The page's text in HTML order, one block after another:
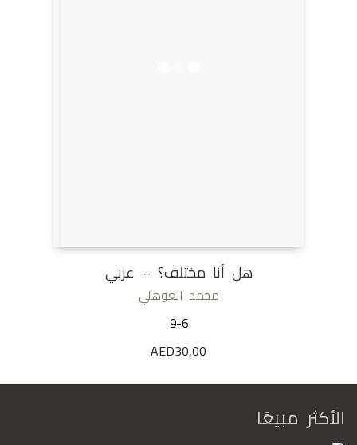
هل أنا مختلف؟ – عربي
محمد العوهلي
9-6
AED30,00
الأكثر مبيعًا